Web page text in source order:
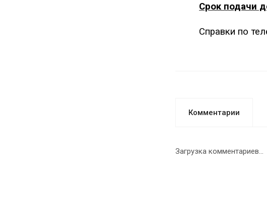
Срок подачи
Справки по
Комментарии
Загрузка комментариев...